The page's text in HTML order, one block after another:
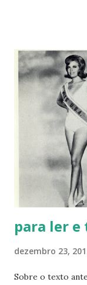
discurso de
reconheceu: "o
capacidades
1881, o
cheio/atolado
de observações
astrofotografias e
mulheres como
governanta
para ler
dezembro 23,
Sobre o texto